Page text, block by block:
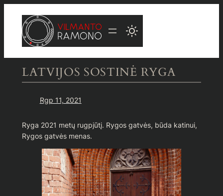
turinio
LATVIJOS SOSTINĖ RYGA
Rgp 11, 2021
Ryga 2021 metų rugpjūtį. Rygos gatvės, būda katinui,
Rygos gatvės menas.